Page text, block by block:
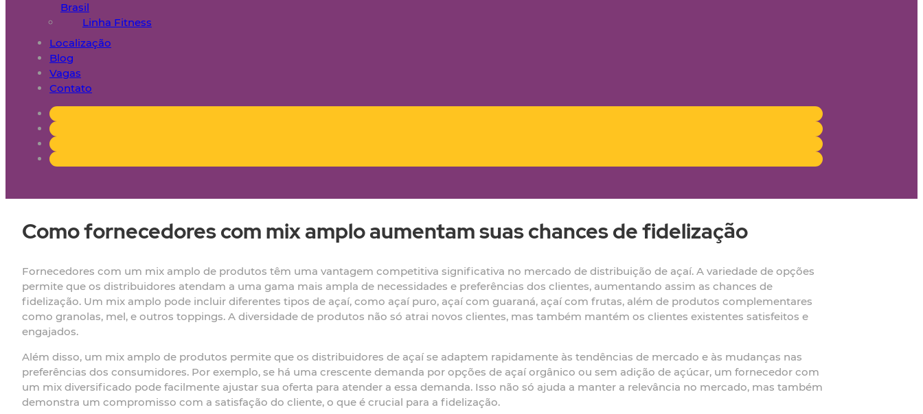
Brasil
Linha Fitness
Localização
Blog
Vagas
Contato
Como fornecedores com mix amplo aumentam suas chances de fidelização
Fornecedores com um mix amplo de produtos têm uma vantagem competitiva significativa no mercado de distribuição de açaí. A variedade de opções
permite que os distribuidores atendam a uma gama mais ampla de necessidades e preferências dos clientes, aumentando assim as chances de
fidelização. Um mix amplo pode incluir diferentes tipos de açaí, como açaí puro, açaí com guaraná, açaí com frutas, além de produtos complementares
como granolas, mel, e outros toppings. A diversidade de produtos não só atrai novos clientes, mas também mantém os clientes existentes satisfeitos e
engajados.
Além disso, um mix amplo de produtos permite que os distribuidores de açaí se adaptem rapidamente às tendências de mercado e às mudanças nas
preferências dos consumidores. Por exemplo, se há uma crescente demanda por opções de açaí orgânico ou sem adição de açúcar, um fornecedor com
um mix diversificado pode facilmente ajustar sua oferta para atender a essa demanda. Isso não só ajuda a manter a relevância no mercado, mas também
demonstra um compromisso com a satisfação do cliente, o que é crucial para a fidelização.